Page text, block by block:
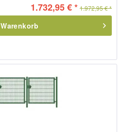
1.732,95 € * 1.972,95 € *
Warenkorb